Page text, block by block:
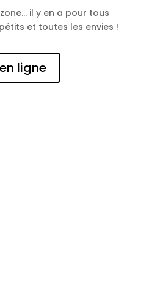
il y en a pour tous
et toutes les envies !
ligne